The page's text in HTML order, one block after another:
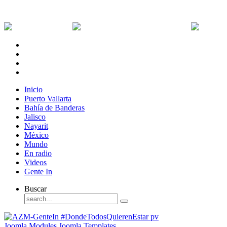
Inicio
Puerto Vallarta
Bahía de Banderas
Jalisco
Nayarit
México
Mundo
En radio
Videos
Gente In
Buscar